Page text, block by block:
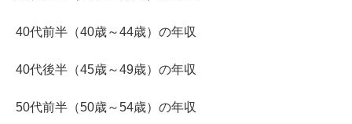
40代前半（40歳～44歳）の年収
40代後半（45歳～49歳）の年収
50代前半（50歳～54歳）の年収